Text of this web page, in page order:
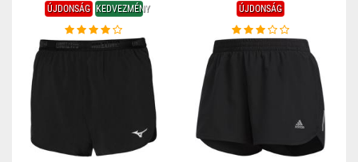
ÚJDONSÁG KEDVEZMÉNY ÚJDONSÁG